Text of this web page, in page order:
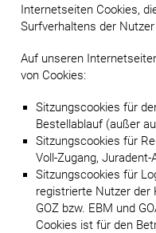
Internetseiten Cookies,
Surfverhaltens der
Auf unseren
von Cookies:
Sitzungscookies für
Bestellablauf (außer
Sitzungscookies für
Voll-Zugang, Juradent-
Sitzungscookies für
registrierte Nutzer der
GOZ bzw. EBM und
Cookies ist für den